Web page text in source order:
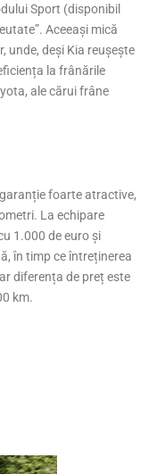
Sport (disponibil
Aceeași mică
unde, deși Kia reușește
la frânările
ale cărui frâne
foarte atractive,
La echipare
1.000 de euro și
în timp ce întreținerea
diferența de preț este
km.